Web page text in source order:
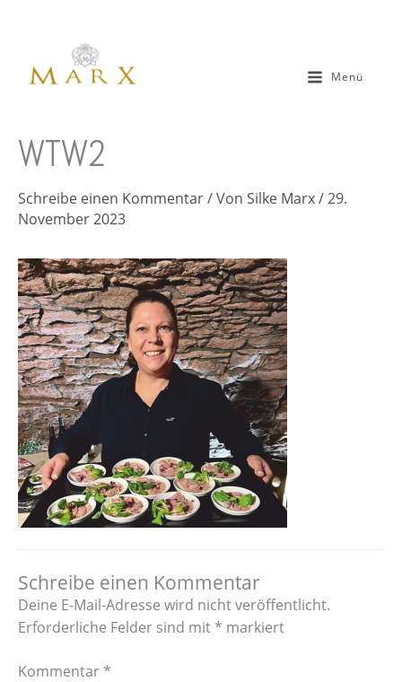
Menü
WTW2
Schreibe einen Kommentar/ Von Silke Marx/29.
November 2023
Schreibe einen Kommentar
Deine E-Mail-Adresse wird nicht veröffentlicht.
Erforderliche Felder sind mit * markiert
Kommentar *